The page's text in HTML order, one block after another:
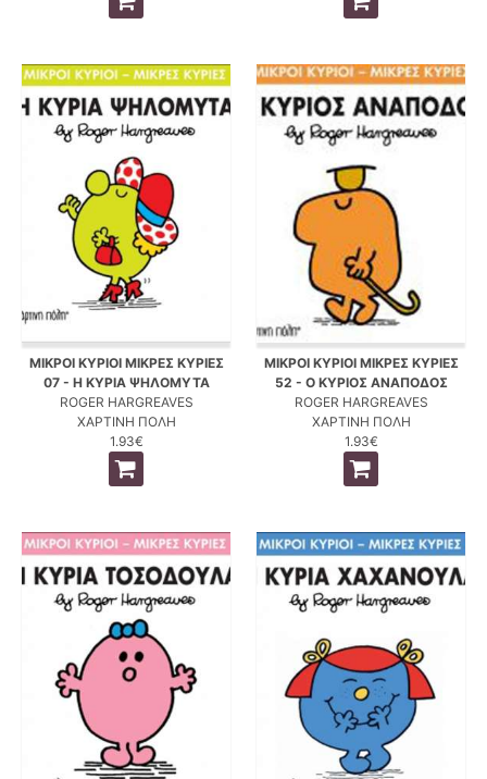
ΜΙΚΡΟΙ ΚΥΡΙΟΙ ΜΙΚΡΕΣ ΚΥΡΙΕΣ
07 - Η ΚΥΡΙΑ ΨΗΛΟΜΥΤΑ
ROGER HARGREAVES
ΧΑΡΤΙΝΗ ΠΟΛΗ
1.93€
ΜΙΚΡΟΙ ΚΥΡΙΟΙ ΜΙΚΡΕΣ ΚΥΡΙΕΣ
52 - Ο ΚΥΡΙΟΣ ΑΝΑΠΟΔΟΣ
ROGER HARGREAVES
ΧΑΡΤΙΝΗ ΠΟΛΗ
1.93€